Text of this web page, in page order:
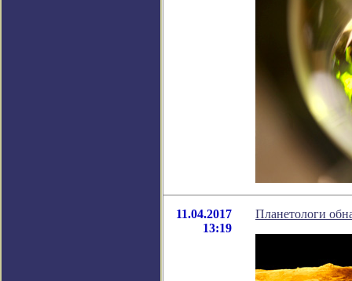
11.04.2017
13:19
Планетологи